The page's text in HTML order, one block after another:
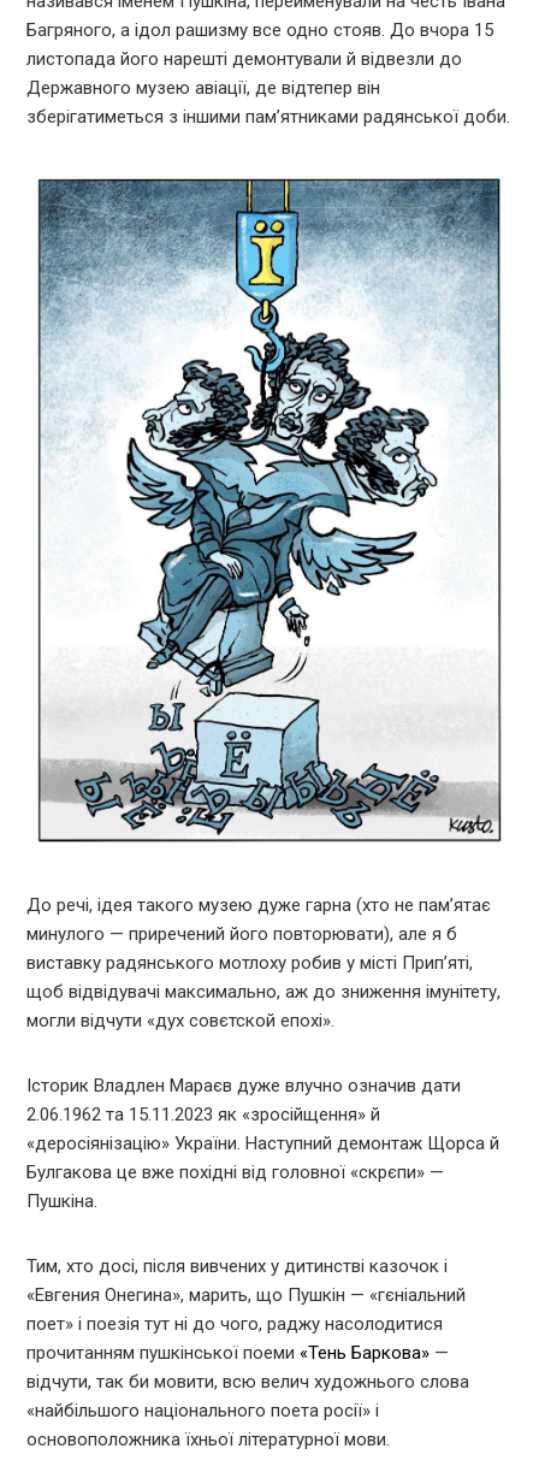
Багряного, а ідол рашизму все одно стояв. До вчора 15
листопада його нарешті демонтували й відвезли до
Державного музею авіації, де відтепер він
зберігатиметься з іншими пам’ятниками радянської доби.
До речі, ідея такого музею дуже гарна (хто не пам’ятає
минулого — приречений його повторювати), але я б
виставку радянського мотлоху робив у місті Прип’яті,
щоб відвідувачі максимально, аж до зниження імунітету,
могли відчути «дух совєтской епохі».
Історик Владлен Мараєв дуже влучно означив дати
2.06.1962 та 15.11.2023 як «зросійщення» й
«деросіянізацію» України. Наступний демонтаж Щорса й
Булгакова це вже похідні від головної «скрєпи» —
Пушкіна.
Тим, хто досі, після вивчених у дитинстві казочок і
«Евгения Онегина», марить, що Пушкін — «гєніальний
поет» і поезія тут ні до чого, раджу насолодитися
прочитанням пушкінської поеми «Тень Баркова» —
відчути, так би мовити, всю велич художнього слова
«найбільшого національного поета росії» і
основоположника їхньої літературної мови.